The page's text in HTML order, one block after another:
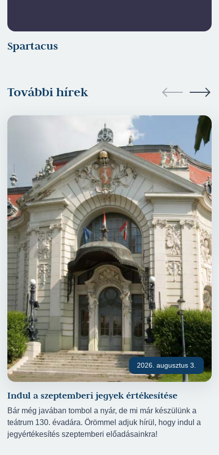
Spartacus
További hírek
2026. augusztus 3.
Indul a szeptemberi jegyek értékesítése
Bár még javában tombol a nyár, de mi már készülünk a
teátrum 130. évadára. Örömmel adjuk hírül, hogy indul a
jegyértékesítés szeptemberi előadásainkra!